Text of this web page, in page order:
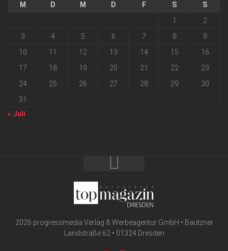
M D M D F S
S
1
2
3
4 5 6 7 8
9
10
11 12 13 14 15
16
17
18 19 20 21 22
23
24
25 26 27 28 29
30
31
« Juli
2026 progressmedia Verlag & Werbeagentur GmbH • Bautzner
Landstraße 62 • 01324 Dresden